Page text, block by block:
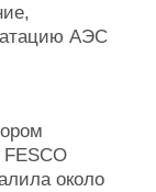
АЭС
около